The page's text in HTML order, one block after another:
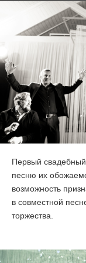
Первый
песню их
возможность
в совместной
торжества.